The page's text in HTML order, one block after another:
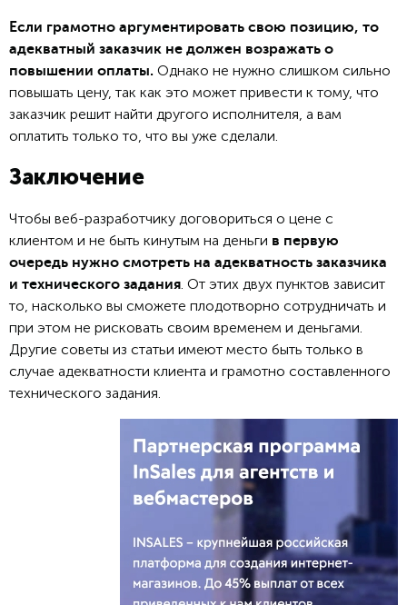
Если грамотно аргументировать свою позицию, то
адекватный заказчик не должен возражать о
повышении оплаты. Однако не нужно слишком сильно
повышать цену, так как это может привести к тому, что
заказчик решит найти другого исполнителя, а вам
оплатить только то, что вы уже сделали.
Заключение
Чтобы веб-разработчику договориться о цене с
клиентом и не быть кинутым на деньги в первую
очередь нужно смотреть на адекватность заказчика
и технического задания. От этих двух пунктов зависит
то, насколько вы сможете плодотворно сотрудничать и
при этом не рисковать своим временем и деньгами.
Другие советы из статьи имеют место быть только в
случае адекватности клиента и грамотно составленного
технического задания.